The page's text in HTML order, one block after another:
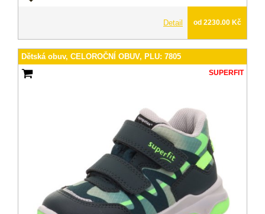
Detail od 2230.00 Kč
Dětská obuv, CELOROČNÍ OBUV, PLU: 7805
SUPERFIT